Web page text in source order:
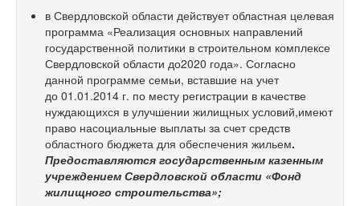
в Свердловской области действует областная целевая
программа «Реализация основных направлений
государственной политики в строительном комплексе
Свердловской области до2020 года». Согласно
данной программе семьи, вставшие на учет
до 01.01.2014 г. по месту регистрации в качестве
нуждающихся в улучшении жилищных условий,имеют
право насоциальные выплаты за счет средств
областного бюджета для обеспечения жильем.
Предоставляются государственным казенным
учреждением Свердловской области «Фонд
жилищного строительства»;